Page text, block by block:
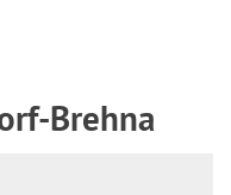
Brehna